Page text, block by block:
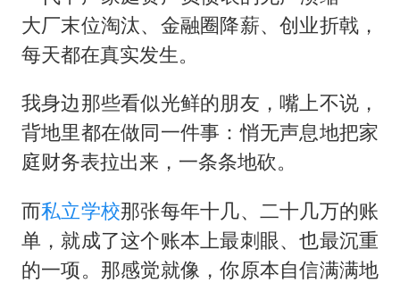
大厂末位淘汰、金融圈降薪、创业折戟，
每天都在真实发生。
我身边那些看似光鲜的朋友，嘴上不说，
背地里都在做同一件事：悄无声息地把家
庭财务表拉出来，一条条地砍。
而私立学校那张每年十几、二十几万的账
单，就成了这个账本上最刺眼、也最沉重
的一项。那感觉就像，你原本自信满满地